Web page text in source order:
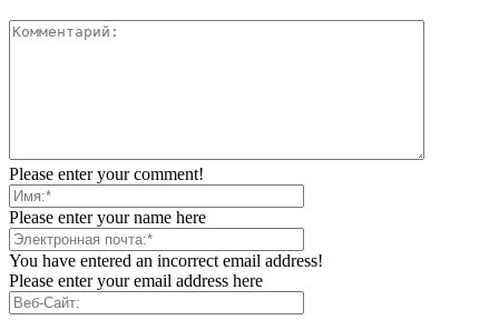
Please enter your comment!
Please enter your name here
You have entered an incorrect email address!
Please enter your email address here